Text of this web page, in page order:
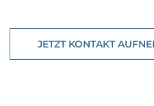
JETZT KONTAKT